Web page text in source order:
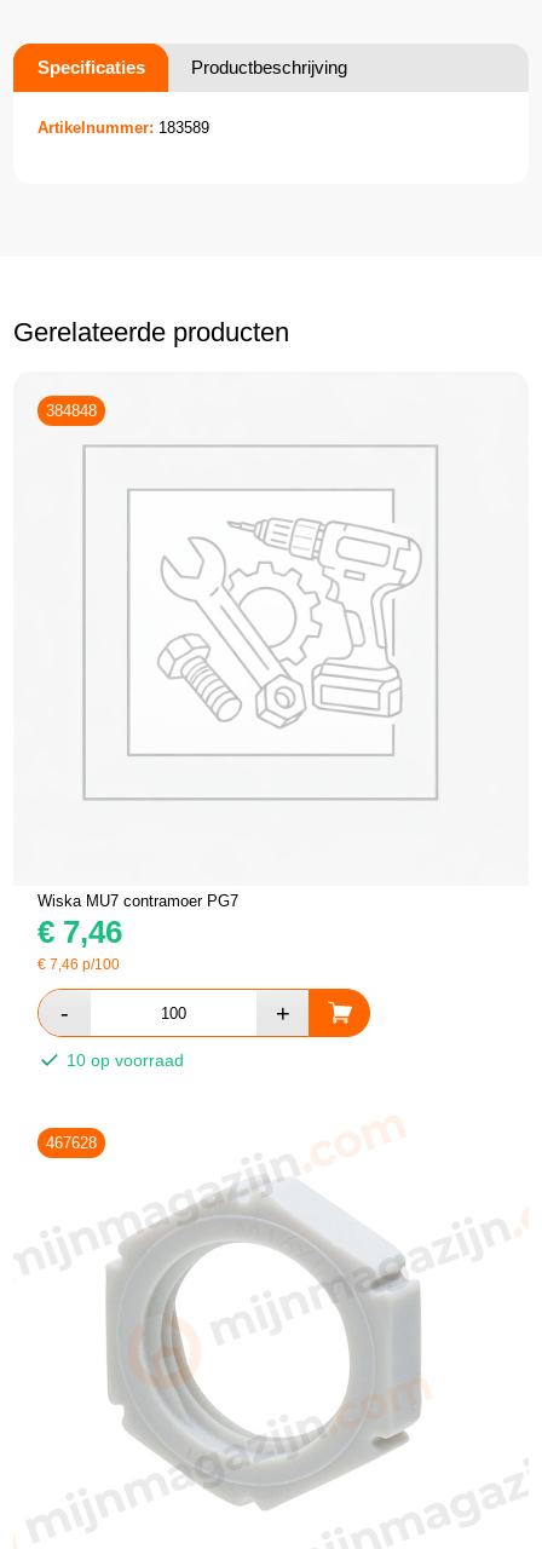
Specificaties Productbeschrijving
Artikelnummer: 183589
Gerelateerde producten
384848
Wiska MU7 contramoer PG7
€ 7,46
€7,46 p/100
10 op voorraad
467628